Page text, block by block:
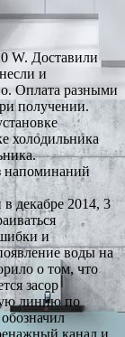
W. Доставили
и
Оплата разными
получении.
холодильника
напоминаний
декабре 2014, 3
и
воды на
о том, что
засор
линию по
канал и